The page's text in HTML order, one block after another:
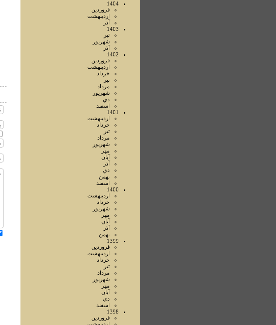
1404
فروردين
ارديبهشت
آذر
1403
تير
شهريور
آذر
1402
فروردين
ارديبهشت
خرداد
تير
مرداد
شهريور
دي
اسفند
1401
ارديبهشت
خرداد
تير
مرداد
شهريور
مهر
آبان
آذر
دي
بهمن
اسفند
1400
ارديبهشت
خرداد
شهريور
مهر
آبان
آذر
بهمن
1399
فروردين
ارديبهشت
خرداد
تير
مرداد
شهريور
مهر
آبان
دي
اسفند
1398
فروردين